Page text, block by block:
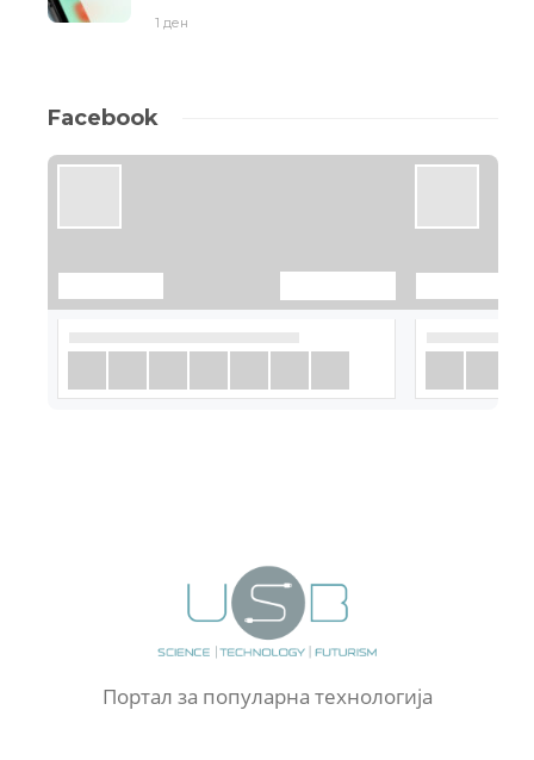
1 ден
Facebook
Портал за популарна технологија